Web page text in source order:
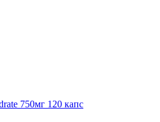
750мг 120 капс